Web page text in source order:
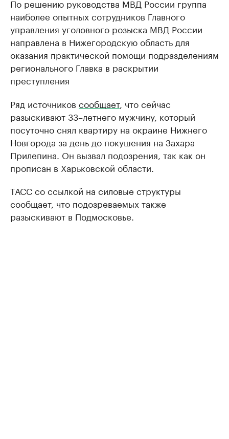
По решению руководства МВД России группа
наиболее опытных сотрудников Главного
управления уголовного розыска МВД России
направлена в Нижегородскую область для
оказания практической помощи подразделениям
регионального Главка в раскрытии
преступления
Ряд источников сообщает, что сейчас
разыскивают 33–летнего мужчину, который
посуточно снял квартиру на окраине Нижнего
Новгорода за день до покушения на Захара
Прилепина. Он вызвал подозрения, так как он
прописан в Харьковской области.
ТАСС со ссылкой на силовые структуры
сообщает, что подозреваемых также
разыскивают в Подмосковье.